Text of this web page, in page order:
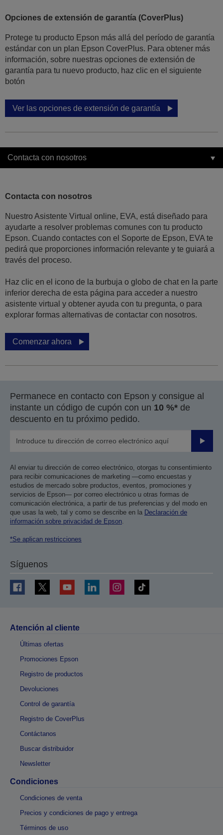
Opciones de extensión de garantía (CoverPlus)
Protege tu producto Epson más allá del período de garantía
estándar con un plan Epson CoverPlus. Para obtener más
información, sobre nuestras opciones de extensión de
garantía para tu nuevo producto, haz clic en el siguiente
botón
Ver las opciones de extensión de garantía
Contacta con nosotros
Contacta con nosotros
Nuestro Asistente Virtual online, EVA, está diseñado para
ayudarte a resolver problemas comunes con tu producto
Epson. Cuando contactes con el Soporte de Epson, EVA te
pedirá que proporciones información relevante y te guiará a
través del proceso.
Haz clic en el icono de la burbuja o globo de chat en la parte
inferior derecha de esta página para acceder a nuestro
asistente virtual y obtener ayuda con tu pregunta, o para
explorar formas alternativas de contactar con nosotros.
Comenzar ahora
Permanece en contacto con Epson y consigue al
instante un código de cupón con un 10 %* de
descuento en tu próximo pedido.
Enviar
Al enviar tu dirección de correo electrónico, otorgas tu consentimiento
para recibir comunicaciones de marketing —como encuestas y
estudios de mercado sobre productos, eventos, promociones y
servicios de Epson— por correo electrónico u otras formas de
comunicación electrónica, a partir de tus preferencias y del modo en
que usas la web, tal y como se describe en la Declaración de
información sobre privacidad de Epson.
*Se aplican restricciones
Síguenos
Atención al cliente
Últimas ofertas
Promociones Epson
Registro de productos
Devoluciones
Control de garantía
Registro de CoverPlus
Contáctanos
Buscar distribuidor
Newsletter
Condiciones
Condiciones de venta
Precios y condiciones de pago y entrega
Términos de uso